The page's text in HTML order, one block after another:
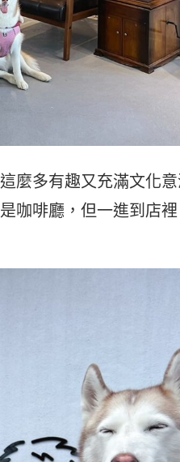
麼多有趣又充滿文化
咖啡廳，但一進到店